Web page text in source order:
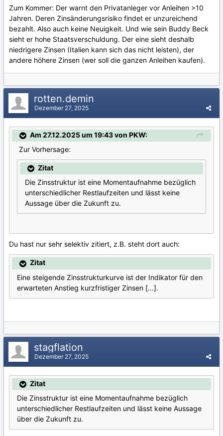
Zum Kommer: Der warnt den Privatanleger vor Anleihen >10
Jahren. Deren Zinsänderungsrisiko findet er unzureichend
bezahlt. Also auch keine Neuigkeit. Und wie sein Buddy Beck
sieht er hohe Staatsverschuldung. Der eine sieht deshalb
niedrigere Zinsen (Italien kann sich das nicht leisten), der
andere höhere Zinsen (wer soll die ganzen Anleihen kaufen).
rotten.demin
Dezember 27, 2025
Am 27.12.2025 um 19:43 von PKW:
Zur Vorhersage:
Zitat
Die Zinsstruktur ist eine Momentaufnahme bezüglich
unterschiedlicher Restlaufzeiten und lässt keine
Aussage über die Zukunft zu.
Du hast nur sehr selektiv zitiert, z.B. steht dort auch:
Zitat
Eine steigende Zinsstrukturkurve ist der Indikator für den
erwarteten Anstieg kurzfristiger Zinsen [...].
stagflation
Dezember 27, 2025
Zitat
Die Zinsstruktur ist eine Momentaufnahme bezüglich
unterschiedlicher Restlaufzeiten und lässt keine Aussage
über die Zukunft zu.